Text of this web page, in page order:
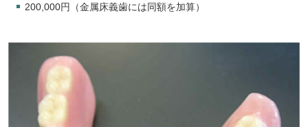
200,000円（金属床義歯には同額を加算）